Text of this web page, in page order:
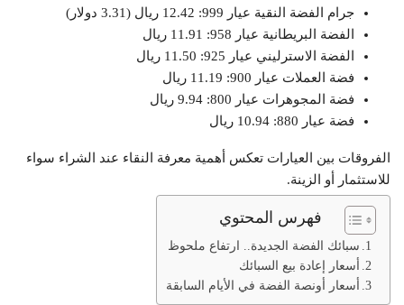
جرام الفضة النقية عيار 999: 12.42 ريال (3.31 دولار)
الفضة البريطانية عيار 958: 11.91 ريال
الفضة الاسترليني عيار 925: 11.50 ريال
فضة العملات عيار 900: 11.19 ريال
فضة المجوهرات عيار 800: 9.94 ريال
فضة عيار 880: 10.94 ريال
الفروقات بين العيارات تعكس أهمية معرفة النقاء عند الشراء سواء
للاستثمار أو الزينة.
فهرس المحتوي
سبائك الفضة الجديدة.. ارتفاع ملحوظ
أسعار إعادة بيع السبائك
أسعار أونصة الفضة في الأيام السابقة